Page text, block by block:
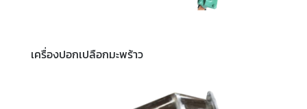
เครื่องปอกเปลือกมะพร้าว